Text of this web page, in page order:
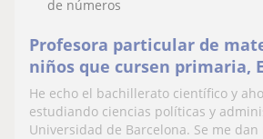
de números
Profesora particular de
niños que cursen primaria,
bachillerato
He echo el bachillerato científico y
estudiando ciencias políticas y
Universidad de Barcelona. Se me dan